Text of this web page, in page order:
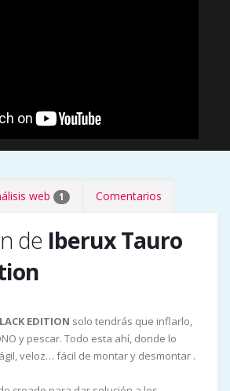
web 1 Comentarios
de Iberux Tauro
EDITION solo tendrás que inflarlo,
y pescar. Todo esta ahí, donde lo
veloz… fácil de montar y desmontar .